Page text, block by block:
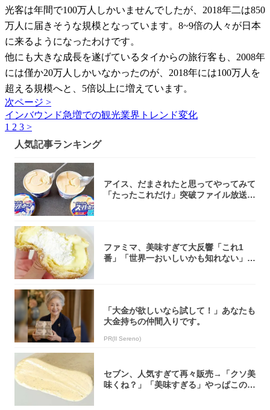
光客は年間で100万人しかいませんでしたが、2018年二は850
万人に届きそうな規模となっています。8~9倍の人々が日本
に来るようになったわけです。
他にも大きな成長を遂げているタイからの旅行客も、2008年
には僅か20万人しかいなかったのが、2018年には100万人を
超える規模へと、5倍以上に増えています。
次ページ >
インバウンド急増での観光業界トレンド変化
1 2 3 >
人気記事ランキング
アイス、だまされたと思ってやってみて
「たったこれだけ」突破ファイル放送で
ファミマ、美味すぎて大反響「これ1
番」「世界一おいしいかも知れない」
「大金が欲しいなら試して！」あなたも
大金持ちの仲間入りです。
PR(Il Sereno)
セブン、人気すぎて再々販売→「クソ美
味くね？」「美味すぎる」やっぱこのク